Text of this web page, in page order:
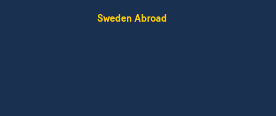
Sweden Abroad